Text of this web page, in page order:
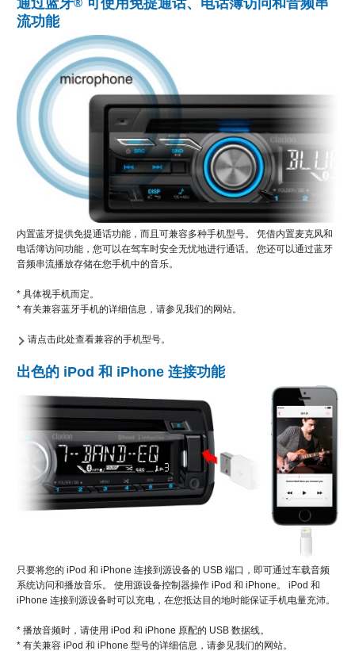
流功能
内置蓝牙提供免提通话功能，而且可兼容多种手机型号。 凭借内置麦克风和
电话簿访问功能，您可以在驾车时安全无忧地进行通话。 您还可以通过蓝牙
音频串流播放存储在您手机中的音乐。
* 具体视手机而定。
* 有关兼容蓝牙手机的详细信息，请参见我们的网站。
请点击此处查看兼容的手机型号。
出色的 iPod 和 iPhone 连接功能
只要将您的 iPod 和 iPhone 连接到源设备的 USB 端口，即可通过车载音频
系统访问和播放音乐。 使用源设备控制器操作 iPod 和 iPhone。 iPod 和
iPhone 连接到源设备时可以充电，在您抵达目的地时能保证手机电量充沛。
* 播放音频时，请使用 iPod 和 iPhone 原配的 USB 数据线。
* 有关兼容 iPod 和 iPhone 型号的详细信息，请参见我们的网站。